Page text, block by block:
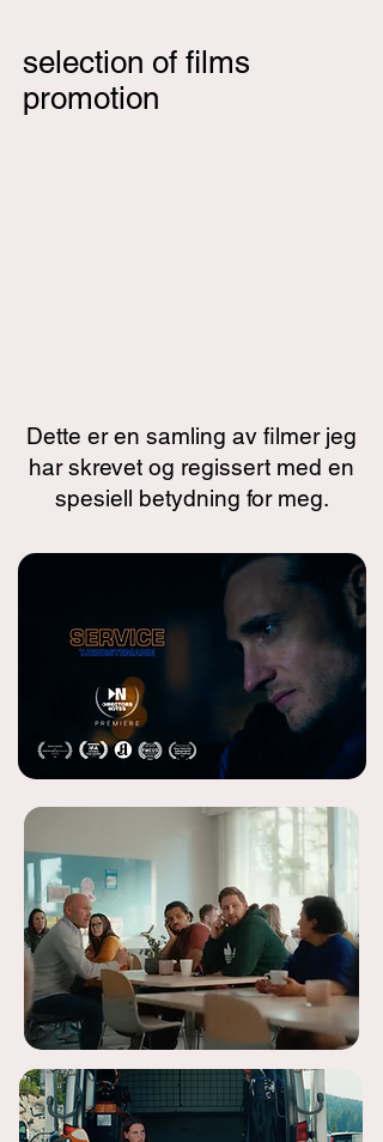
selection of films
promotion
Dette er en samling av filmer jeg
har skrevet og regissert med en
spesiell betydning for meg.